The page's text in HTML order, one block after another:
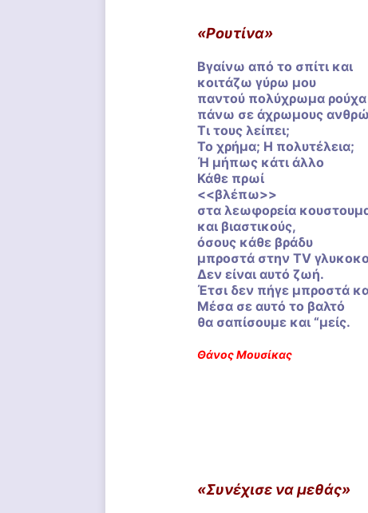
«Ρουτίνα»
Βγαίνω από το σπίτι και
κοιτάζω γύρω μου
παντού πολύχρωμα ρούχα
πάνω σε άχρωμους
Τι τους λείπει;
Το χρήμα; Η πολυτέλεια;
Ή μήπως κάτι άλλο
Κάθε πρωί
<<βλέπω>>
στα λεωφορεία
και βιαστικούς,
όσους κάθε βράδυ
μπροστά στην TV
Δεν είναι αυτό ζωή.
Έτσι δεν πήγε μπροστά
Μέσα σε αυτό το βαλτό
θα σαπίσουμε και “μείς.
Θάνος Μουσίκας
«Συνέχισε να μεθάς»